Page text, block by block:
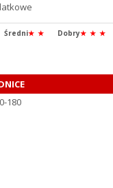
Średni★ ★ Dobry★ ★ ★
180